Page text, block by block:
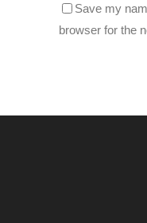
Save my
browser for the